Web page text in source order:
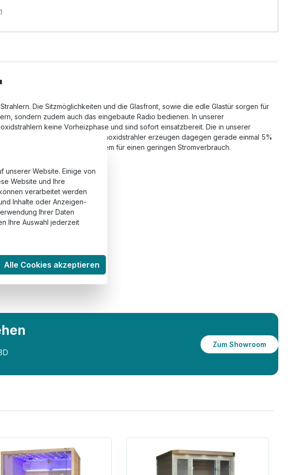
)
Die Sitzmöglichkeiten und die Glasfront, sowie die edle Glastür sorgen für
sondern zudem auch das eingebaute Radio bedienen. In unserer
keine Vorheizphase und sind sofort einsatzbereit. Die in unserer
IR-C (Langwellen). Magnesiumoxidstrahler erzeugen dagegen gerade einmal 5%
regulieren. Dies sorgt außerdem für einen geringen Stromverbrauch.
Zum Showroom
unserer Website. Einige von
Website und Ihre
verarbeitet werden
Inhalte oder Anzeigen-
Ihrer Daten
Ihre Auswahl jederzeit
Alle Cookies akzeptieren